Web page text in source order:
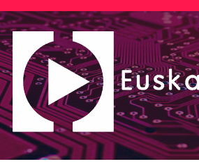
Saltar
al
contenido